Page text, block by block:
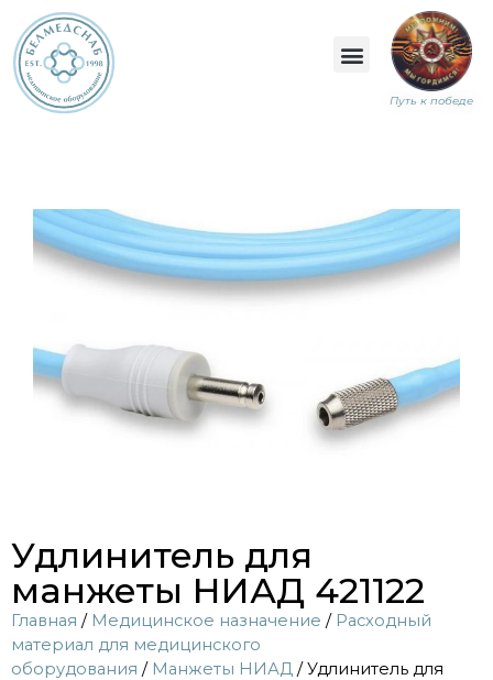
Путь к победе
Удлинитель для
манжеты НИАД 421122
Главная / Медицинское назначение / Расходный
материал для медицинского
оборудования / Манжеты НИАД / Удлинитель для